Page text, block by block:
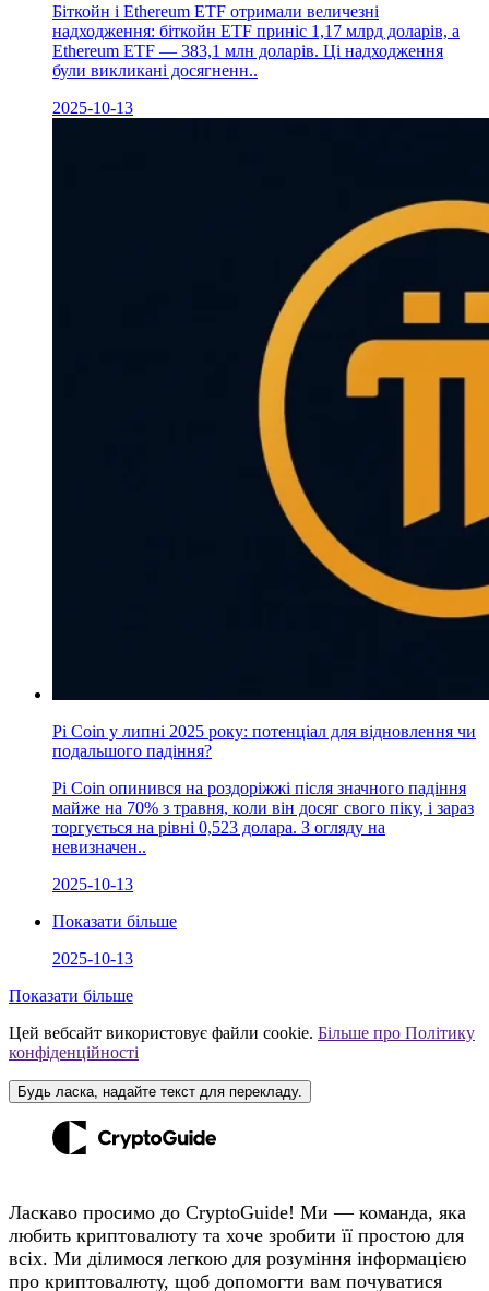
Біткойн і Ethereum ETF отримали величезні
надходження: біткойн ETF приніс 1,17 млрд доларів, а
Ethereum ETF — 383,1 млн доларів. Ці надходження
були викликані досягненн..
2025-10-13
Pi Coin у липні 2025 року: потенціал для відновлення чи
подальшого падіння?
Pi Coin опинився на роздоріжжі після значного падіння
майже на 70% з травня, коли він досяг свого піку, і зараз
торгується на рівні 0,523 долара. З огляду на
невизначен..
2025-10-13
Показати більше
2025-10-13
Показати більше
Цей вебсайт використовує файли cookie. Більше про Політику
конфіденційності
Будь ласка, надайте текст для перекладу.
Ласкаво просимо до CryptoGuide! Ми — команда, яка
любить криптовалюту та хоче зробити її простою для
всіх. Ми ділимося легкою для розуміння інформацією
про криптовалюту, щоб допомогти вам почуватися